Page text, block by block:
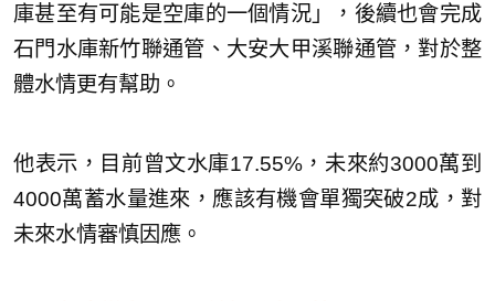
庫甚至有可能是空庫的一個情況」，後續也會完成
石門水庫新竹聯通管、大安大甲溪聯通管，對於整
體水情更有幫助。
他表示，目前曾文水庫17.55%，未來約3000萬到
4000萬蓄水量進來，應該有機會單獨突破2成，對
未來水情審慎因應。